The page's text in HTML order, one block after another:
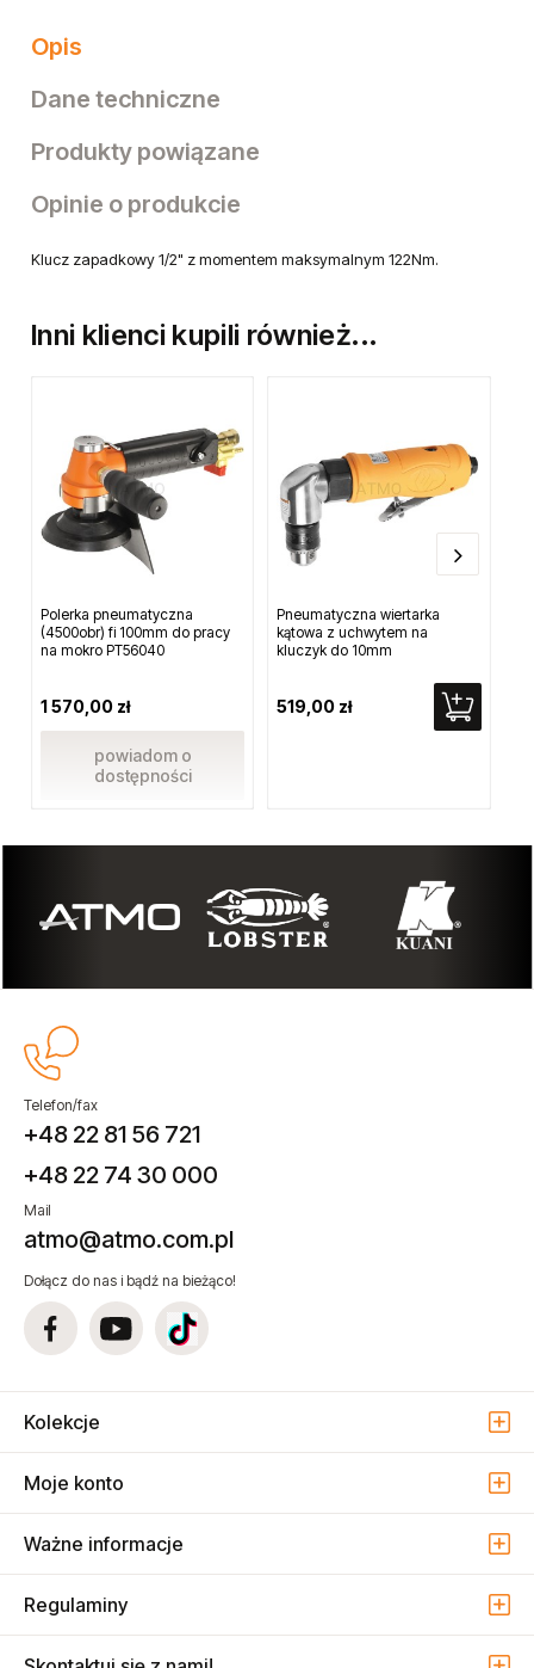
Opis
Dane techniczne
Produkty powiązane
Opinie o produkcie
Klucz zapadkowy 1/2" z momentem maksymalnym 122Nm.
Inni klienci kupili również...
Polerka pneumatyczna
(4500obr) fi 100mm do pracy
na mokro PT56040
1 570,00 zł
powiadom o
dostępności
Pneumatyczna wiertarka
kątowa z uchwytem na
kluczyk do 10mm
519,00 zł
Telefon/fax
+48 22 81 56 721
+48 22 74 30 000
Mail
atmo@atmo.com.pl
Dołącz do nas i bądź na bieżąco!
Kolekcje
Moje konto
Ważne informacje
Regulaminy